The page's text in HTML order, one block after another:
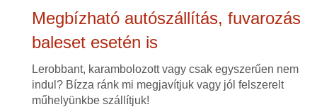
Megbízható autószállítás, fuvarozás
baleset esetén is
Lerobbant, karambolozott vagy csak egyszerűen nem
indul? Bízza ránk mi megjavítjuk vagy jól felszerelt
műhelyünkbe szállítjuk!